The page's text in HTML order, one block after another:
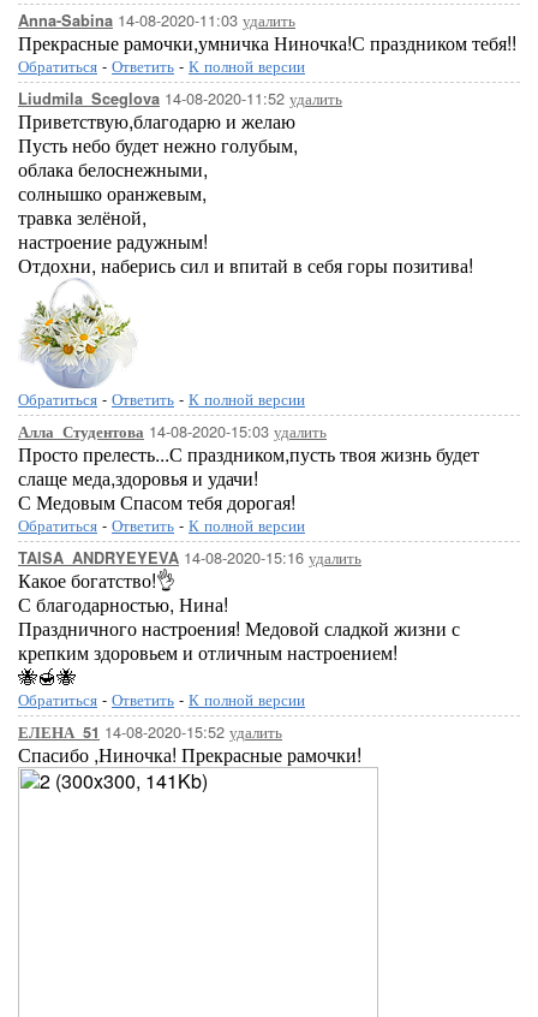
Anna-Sabina 14-08-2020-11:03 удалить
Прекрасные рамочки,умничка Ниночка!С праздником тебя!!
Обратиться - Ответить - К полной версии
Liudmila_Sceglova 14-08-2020-11:52 удалить
Приветствую,благодарю и желаю
Пусть небо будет нежно голубым,
облака белоснежными,
солнышко оранжевым,
травка зелёной,
настроение радужным!
Отдохни, наберись сил и впитай в себя горы позитива!
Обратиться - Ответить - К полной версии
Алла_Студентова 14-08-2020-15:03 удалить
Просто прелесть...С праздником,пусть твоя жизнь будет
слаще меда,здоровья и удачи!
С Медовым Спасом тебя дорогая!
Обратиться - Ответить - К полной версии
TAISA_ANDRYEYEVA 14-08-2020-15:16 удалить
Какое богатство!👌
С благодарностью, Нина!
Праздничного настроения! Медовой сладкой жизни с
крепким здоровьем и отличным настроением!
🐝🍯🐝
Обратиться - Ответить - К полной версии
ЕЛЕНА_51 14-08-2020-15:52 удалить
Спасибо ,Ниночка! Прекрасные рамочки!